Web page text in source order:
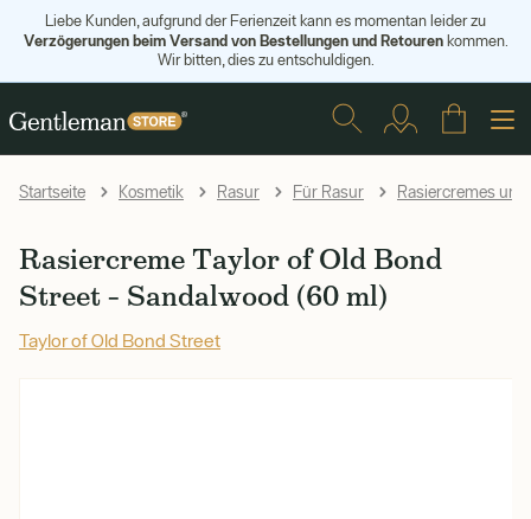
Liebe Kunden, aufgrund der Ferienzeit kann es momentan leider zu
Verzögerungen beim Versand von Bestellungen und Retourenkommen.
Wir bitten, dies zu entschuldigen.
Startseite Kosmetik Rasur Für Rasur Rasiercremes
Rasiercreme Taylor of Old Bond
Street – Sandalwood (60 ml)
Taylor of Old Bond Street